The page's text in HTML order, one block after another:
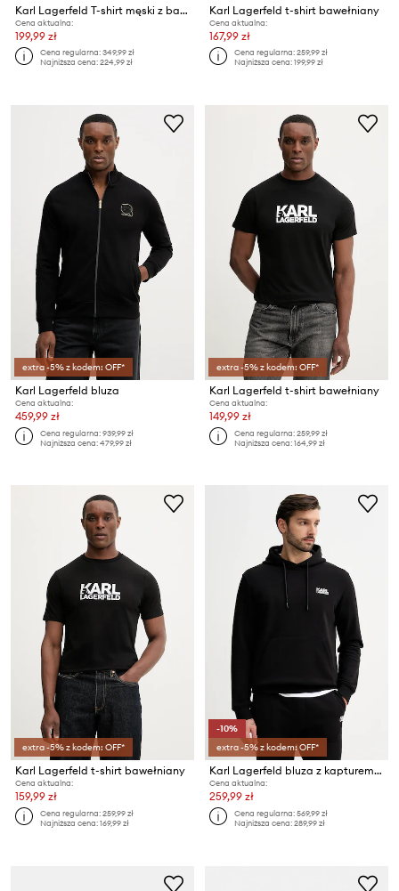
Karl Lagerfeld T-shirt męski z bawełną
Cena aktualna:
199,99 zł
Cena regularna:349,99 zł
Najniższa cena:224,99 zł
Karl Lagerfeld t-shirt bawełniany
Cena aktualna:
167,99 zł
Cena regularna:259,99 zł
Najniższa cena:199,99 zł
extra -5% z kodem: OFF*
Karl Lagerfeld bluza
Cena aktualna:
459,99 zł
Cena regularna:939,99 zł
Najniższa cena:479,99 zł
extra -5% z kodem: OFF*
Karl Lagerfeld t-shirt bawełniany
Cena aktualna:
149,99 zł
Cena regularna:259,99 zł
Najniższa cena:164,99 zł
extra -5% z kodem: OFF*
Karl Lagerfeld t-shirt bawełniany
Cena aktualna:
159,99 zł
Cena regularna:259,99 zł
Najniższa cena:169,99 zł
-10%
extra -5% z kodem: OFF*
Karl Lagerfeld bluza z kapturem męska bawełniana
Cena aktualna:
259,99 zł
Cena regularna:569,99 zł
Najniższa cena:289,99 zł